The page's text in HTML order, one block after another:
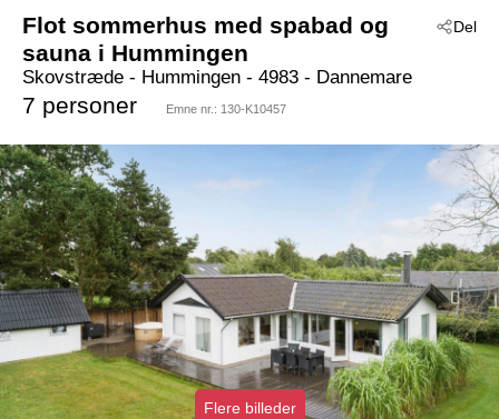
Del
Flot sommerhus med spabad og
sauna i Hummingen
Skovstræde - Hummingen - 4983 - Dannemare
7 personer Emne nr.: 130-K10457
Flere billeder